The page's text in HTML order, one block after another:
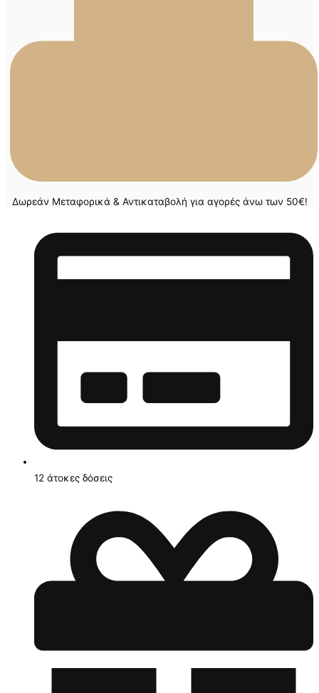
Δωρεάν Μεταφορικά & Αντικαταβολή για αγορές άνω των 50€!
12 άτοκες δόσεις